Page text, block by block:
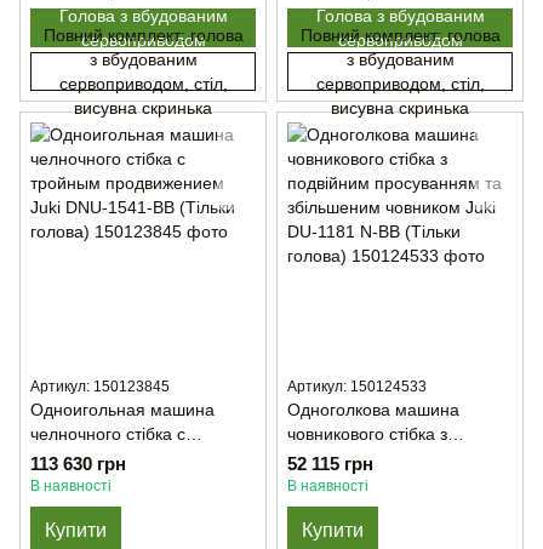
Голова з вбудованим
сервоприводом
Повний комплект: голова
з вбудованим
сервоприводом, стіл,
висувна скринька
Голова з вбудованим
сервоприводом
Повний комплект: голова
з вбудованим
сервоприводом, стіл,
висувна скринька
Артикул: 150123845
Одноигольная машина
челночного стібка с
тройным продвижением
Juki DNU-1541-BB (Тільки
голова)
113 630 грн
В наявності
Купити
Артикул: 150124533
Одноголкова машина
човникового стібка з
подвійним просуванням та
збільшеним човником Juki
DU-1181 N-BB (Тільки
голова)
52 115 грн
В наявності
Купити